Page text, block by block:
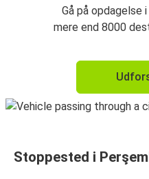
Gå på opdagelse
mere end 8000
Stoppested i